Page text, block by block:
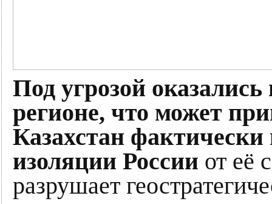
Под угрозой
регионе, что может
Казахстан фактически
изоляции России от её
разрушает